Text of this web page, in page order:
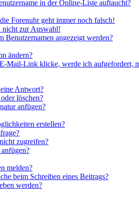
in der Online-Liste auftaucht?
Forenuhr geht immer noch falsch!
nicht zur Auswahl!
Benutzernamen angezeigt werden?
ändern?
Mail-Link klicke, werde ich aufgefordert,
Antwort?
löschen?
anfügen?
erstellen?
zugreifen?
melden?
beim Schreiben eines Beitrags?
werden?